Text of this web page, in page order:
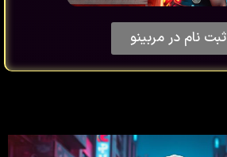
ثبت نام در مربینو